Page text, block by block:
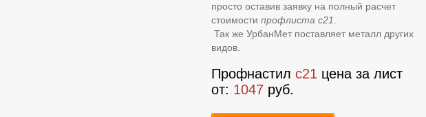
просто оставив заявку на полный расчет
стоимости профлиста с21
Так же УрбанМет поставляет металл других
видов.
Профнастил с21 цена за лист
от: 1047 руб.